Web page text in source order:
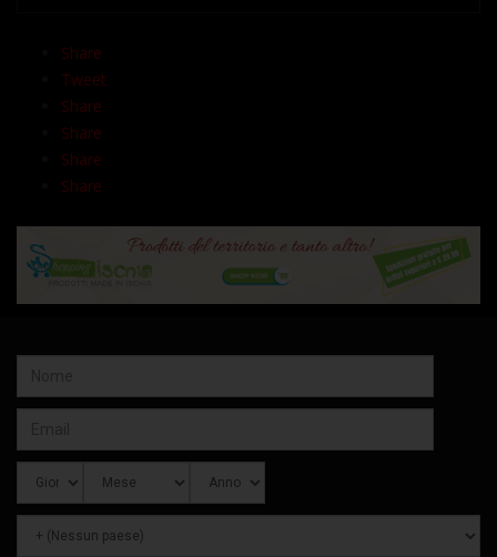
Quando un luogo disegna i contorni attraverso nitide sfumature e
colori di bellezza. Chi ama Ischia la racconta, vivendola.
Share
Tweet
Share
Share
Share
Share